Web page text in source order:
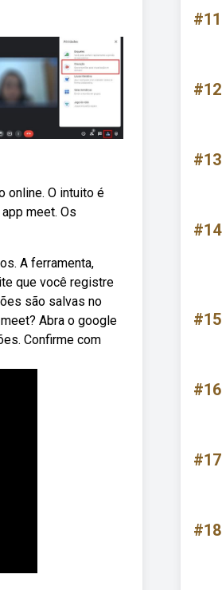
online. O intuito é
meet. Os
A ferramenta,
que você registre
são salvas no
Abra o google
Confirme com
#11
#12
#13
#14
#15
#16
#17
#18